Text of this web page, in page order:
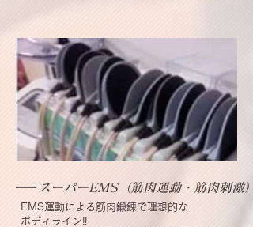
スーパーEMS（筋肉運動・筋肉刺激）
EMS運動による筋肉鍛錬で理想的な
ボディライン‼